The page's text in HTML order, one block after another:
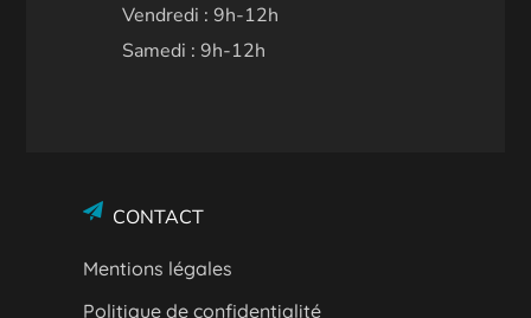
Vendredi : 9h-12h
Samedi : 9h-12h
CONTACT
Mentions légales
Politique de confidentialité